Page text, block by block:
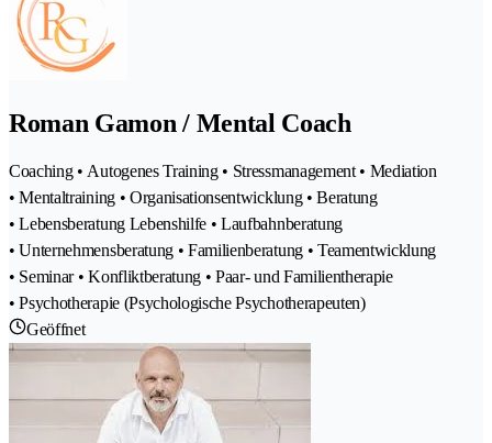
Roman Gamon / Mental Coach
Coaching • Autogenes Training • Stressmanagement • Mediation
• Mentaltraining • Organisationsentwicklung • Beratung
• Lebensberatung Lebenshilfe • Laufbahnberatung
• Unternehmensberatung • Familienberatung • Teamentwicklung
• Seminar • Konfliktberatung • Paar- und Familientherapie
• Psychotherapie (Psychologische Psychotherapeuten)
Geöffnet